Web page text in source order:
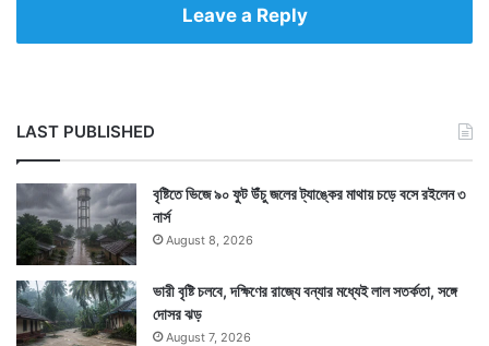
সেই মেসেজের ভুল বানানেই তার তৈরি করা ছক ভেস্তে গেল।
গারদের পিছনে জায়গা হয়েছে সন্দীপের। ঘটনাটি ঘটেছে
উত্তরপ্রদেশের হরদোই জেলায়।
Leave a Reply
LAST PUBLISHED
বৃষ্টিতে ভিজে ৯০ ফুট উঁচু জলের ট্যাঙ্কের মাথায় চড়ে বসে রইলেন ৩
নার্স
August 8, 2026
ভারী বৃষ্টি চলবে, দক্ষিণের রাজ্যে বন্যার মধ্যেই লাল সতর্কতা, সঙ্গে
দোসর ঝড়
August 7, 2026